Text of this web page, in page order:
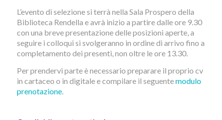
L’evento di selezione si terrà nella Sala Prospero della
Biblioteca Rendella e avrà inizio a partire dalle ore 9.30
con una breve presentazione delle posizioni aperte, a
seguire i colloqui si svolgeranno in ordine di arrivo fino a
completamento dei presenti, non oltre le ore 13.30.
Per prendervi parte è necessario preparare il proprio cv
in cartaceo o in digitale e compilare il seguentemodulo
prenotazione.